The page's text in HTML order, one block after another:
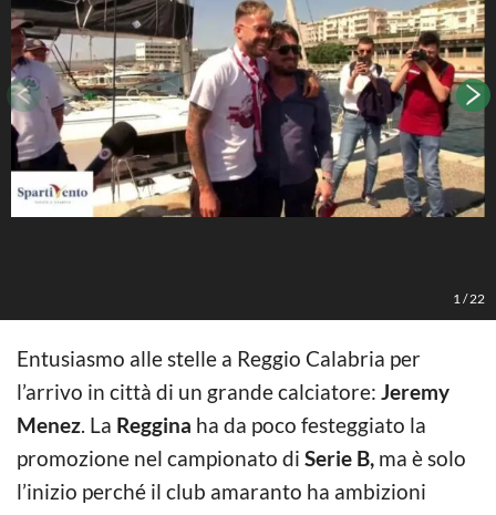
1 /22
Entusiasmo alle stelle a Reggio Calabria per
l’arrivo in città di un grande calciatore: Jeremy
Menez. La Reggina ha da poco festeggiato la
promozione nel campionato di Serie B, ma è solo
l’inizio perché il club amaranto ha ambizioni